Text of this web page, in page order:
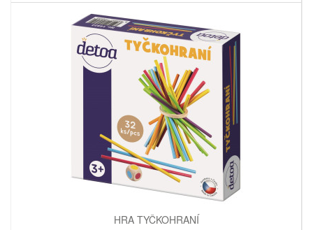
HRA TYČKOHRANÍ